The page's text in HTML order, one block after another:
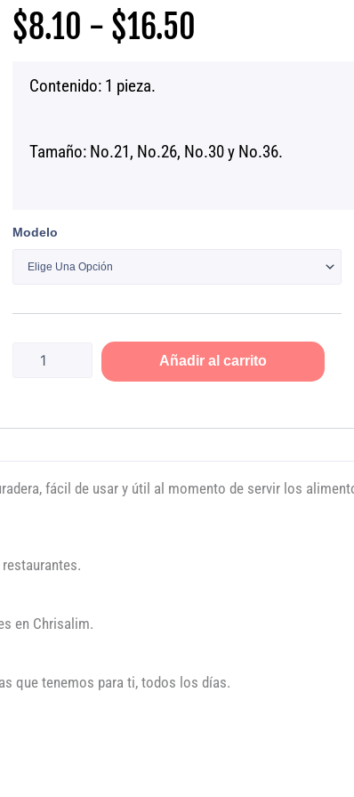
$8.10 - $16.50
hasta
Contenido: 1 pieza.
Tamaño: No.21, No.26, No.30 y No.36.
Modelo
de
Imperial
Añadir al carrito
fácil de usar y útil al momento de servir los
en Chrisalim.
que tenemos para ti, todos los días.